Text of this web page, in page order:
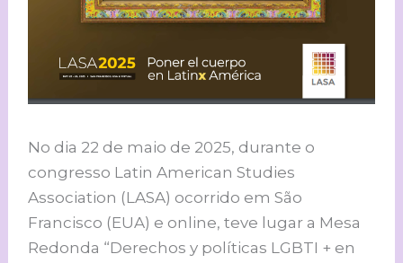
No dia 22 de maio de 2025, durante o
congresso Latin American Studies
Association (LASA) ocorrido em São
Francisco (EUA) e online, teve lugar a Mesa
Redonda “Derechos y políticas LGBTI + en